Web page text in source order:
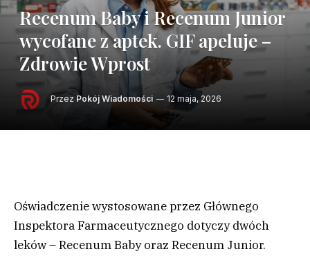
Recenum Baby i Recenum Junior
wycofane z aptek. GIF apeluje –
Zdrowie Wprost
Przez Pokój Wiadomości 12 maja, 2026
Oświadczenie wystosowane przez Głównego
Inspektora Farmaceutycznego dotyczy dwóch
leków – Recenum Baby oraz Recenum Junior.